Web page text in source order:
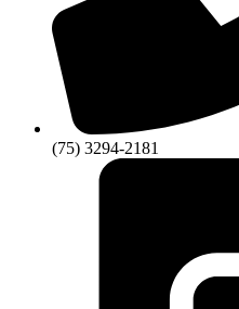
(75) 3294-2181